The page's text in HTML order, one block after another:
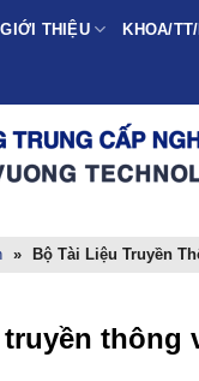
GIỚI THIỆU KHOA/
» Bộ Tài Liệu Truyền
thông